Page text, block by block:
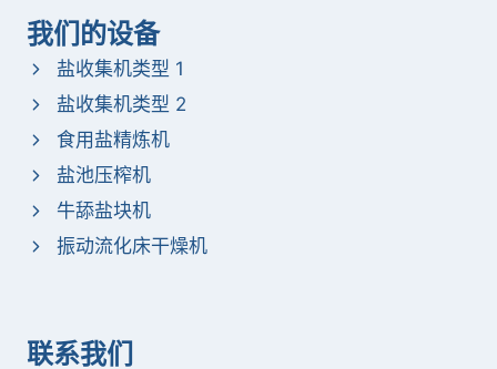
我们的设备
盐收集机类型 1
盐收集机类型 2
食用盐精炼机
盐池压榨机
牛舔盐块机
振动流化床干燥机
联系我们